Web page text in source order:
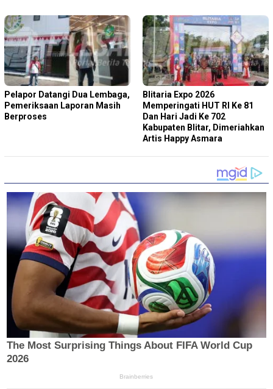
Pelapor Datangi Dua Lembaga,
Pemeriksaan Laporan Masih
Berproses
Blitaria Expo 2026
Memperingati HUT RI Ke 81
Dan Hari Jadi Ke 702
Kabupaten Blitar, Dimeriahkan
Artis Happy Asmara